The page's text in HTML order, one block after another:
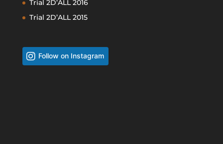
Trial 2D’ALL 2016
Trial 2D’ALL 2015
Follow on Instagram